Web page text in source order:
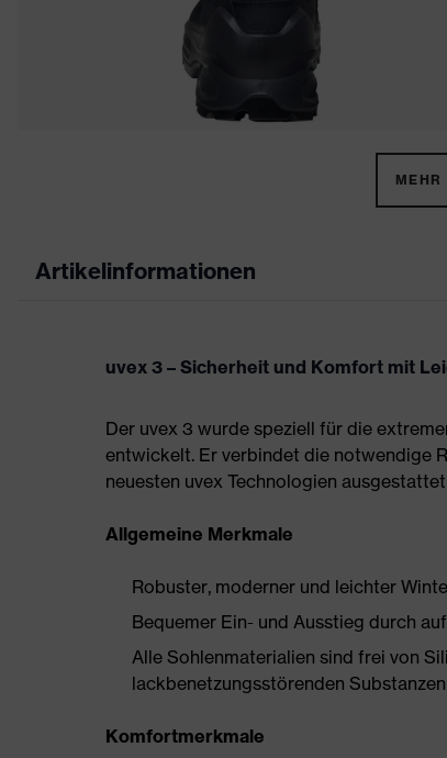
MEHR
Artikelinformationen
uvex 3 – Sicherheit und Komfort mit
Der uvex 3 wurde speziell für die
entwickelt. Er verbindet die notwendige
neuesten uvex Technologien
Allgemeine Merkmale
Robuster, moderner und leichter
Bequemer Ein- und Ausstieg durch
Alle Sohlenmaterialien sind frei von
lackbenetzungsstörenden Substanzen
Komfortmerkmale